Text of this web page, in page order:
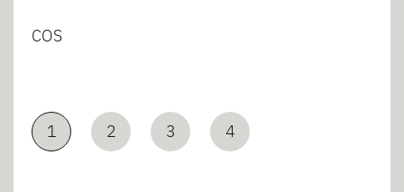
COS
1 2 3 4